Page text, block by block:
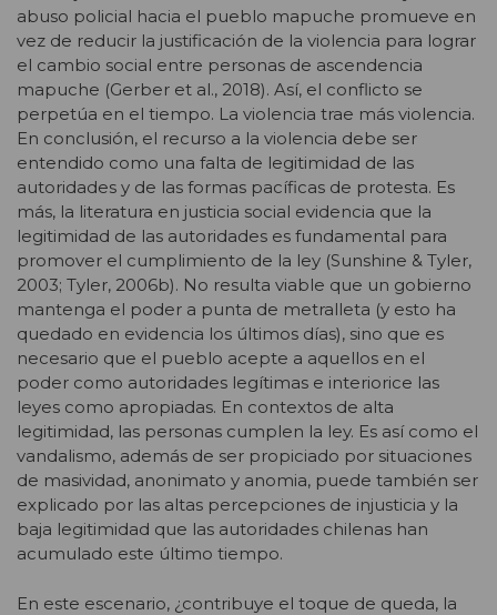
abuso policial hacia el pueblo mapuche promueve en
vez de reducir la justificación de la violencia para lograr
el cambio social entre personas de ascendencia
mapuche (Gerber et al., 2018). Así, el conflicto se
perpetúa en el tiempo. La violencia trae más violencia.
En conclusión, el recurso a la violencia debe ser
entendido como una falta de legitimidad de las
autoridades y de las formas pacíficas de protesta. Es
más, la literatura en justicia social evidencia que la
legitimidad de las autoridades es fundamental para
promover el cumplimiento de la ley (Sunshine & Tyler,
2003; Tyler, 2006b). No resulta viable que un gobierno
mantenga el poder a punta de metralleta (y esto ha
quedado en evidencia los últimos días), sino que es
necesario que el pueblo acepte a aquellos en el
poder como autoridades legítimas e interiorice las
leyes como apropiadas. En contextos de alta
legitimidad, las personas cumplen la ley. Es así como el
vandalismo, además de ser propiciado por situaciones
de masividad, anonimato y anomia, puede también ser
explicado por las altas percepciones de injusticia y la
baja legitimidad que las autoridades chilenas han
acumulado este último tiempo.
En este escenario, ¿contribuye el toque de queda, la